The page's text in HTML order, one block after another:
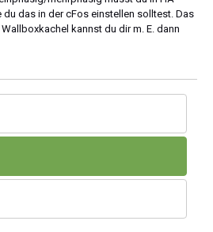
du das in der cFos einstellen solltest. Das
kannst du dir m. E. dann